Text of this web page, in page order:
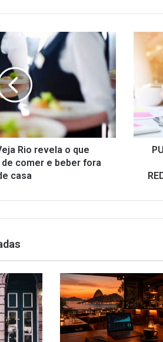
Rio revela o que
comer e beber fora
casa
E
DE